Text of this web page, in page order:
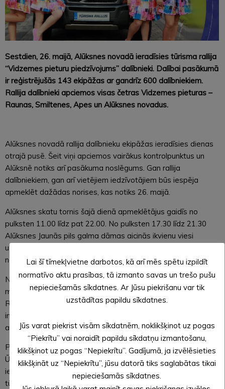
Sestdien, 26. maijā, Alūksnes novadā ieradīsies tūrisma rallija
“Vidzemes pieturu piedzīvojums” dalībnieki. Dalībai pasākumā
ir reģistrējušās 143 ekipāžas ar gandrīz 600 dalībniekiem.
Rallija dalībnieki apciemos visas četras Vidzemes pieturas –
Raunas, Smiltenes, Apes un Alūksnes novadus.
Alūksnes novadā rallija dalībnieku ekipāžas ieradīsies dienas
otrajā pusē. Šeit viņi apciemos vairākus kontrolpunktus un
Alūksnē notiks arī pasākuma noslēgums. Gan rallija
dalībniekiem, gan arī vietējiem iedzīvotājiem būs iespēja
apmeklēt dažādas norises, kas notiks 26. maijā.
Alūksnes skatu tornis šajā dienā apmeklētājus gaidīs no
pulksten 11.00 līdz pat 22.00. No pulksten 17.30 līdz 21.30
Alūksnes Jaunās pils galma dāmas aicinās ikvienu viesi
uzspēlēt kroketu Tempļakalna ielas gājēju tilta galā, netālu
no stadiona.
No pulksten 19.00 Alūksnes Pilssalā, pie jaunās
multifunkcionālās ēkas, muzicēs Normunds Veļķeris un Arnis
Rappa. Darbosies kafejnīca, bet Alūksnes Tūrisma
informācijas centra teltī būs iespēja uzzināt par vakara
aktivitātēm un iegādāties suvenīrus.
Pilssalā, pļavā pie tilta, no pulksten 19.00, biedrība “Astes un
Ūsas” piedāvās izjādes ar zirgu. Biedrības pārstāvji būs
ieradušies ne tikai ar zirgu, bet arī ar suņiem un kaķiem, jo
tūrisma rallija laikā norisināsies labdarības akcija sadarbībā ar
Lai šī tīmekļvietne darbotos, kā arī mēs spētu izpildīt
normatīvo aktu prasības, tā izmanto savas un trešo pušu
nepieciešamās sīkdatnes. Ar Jūsu piekrišanu var tik
uzstādītas papildu sīkdatnes.
Jūs varat piekrist visām sīkdatnēm, noklikšķinot uz pogas
“Piekrītu” vai noraidīt papildu sīkdatņu izmantošanu,
klikšķinot uz pogas “Nepiekrītu”. Gadījumā, ja izvēlēsieties
klikšķināt uz “Nepiekrītu”, jūsu datorā tiks saglabātas tikai
nepieciešamās sīkdatnes.